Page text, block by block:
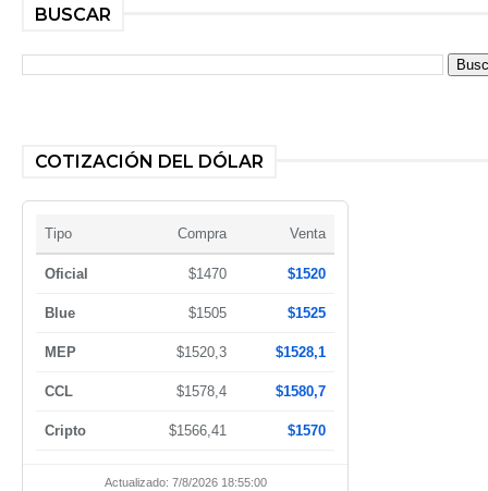
BUSCAR
COTIZACIÓN DEL DÓLAR
Tipo Compra Venta
Oficial $1470 $1520
Blue $1505 $1525
MEP $1520,3 $1528,1
CCL $1578,4 $1580,7
Cripto $1566,41 $1570
Actualizado: 7/8/2026 18:55:00